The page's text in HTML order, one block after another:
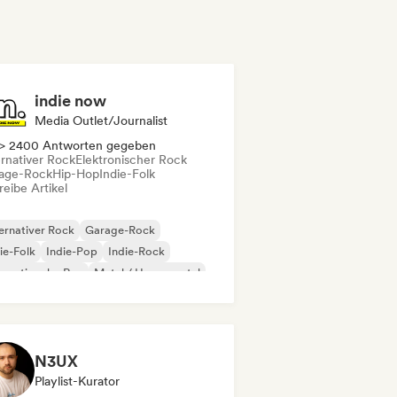
indie now
Media Outlet/Journalist
2400 Antworten gegeben
RockElektronischer Rock
RockHip-HopIndie-Folk
Artikel
Rock
Garage-Rock
Folk
Indie-Pop
Indie-Rock
Rap
Metal / Heavy metal
N3UX
Playlist-Kurator